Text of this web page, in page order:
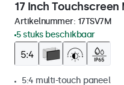
17 Inch
Artikelnummer: 17TSV7M
5 stuks beschikbaar
5:4 multi-touch paneel